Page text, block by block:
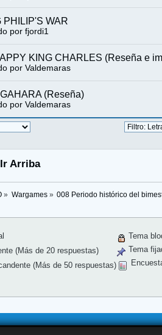
PHILIP'S WAR
por fjordi1
KING CHARLES (Reseña e
por Valdemaras
(Reseña)
por Valdemaras
Ir Arriba
» Wargames» 008 Periodo histórico del
(Más de 20 respuestas)
(Más de 50 respuestas)
Tema
Tema